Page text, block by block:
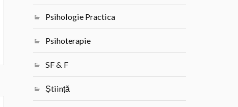
Psihologie Practica
Psihoterapie
SF & F
Știință